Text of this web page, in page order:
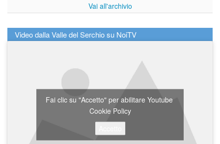
Vai all'archivio
Video dalla Valle del Serchio su NoiTV
Fai clic su "Accetto" per abilitare Youtube
Cookie Policy